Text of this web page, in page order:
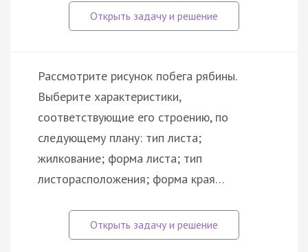
Рассмотрите рисунок побега рябины.
Выберите характеристики,
соответствующие его строению, по
следующему плану: тип листа;
жилкование; форма листа; тип
листорасположения; форма края…